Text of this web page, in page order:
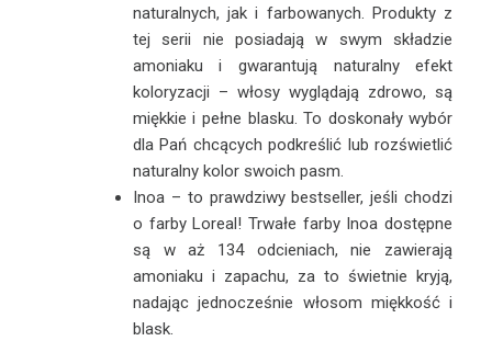
naturalnych, jak i farbowanych. Produkty z
tej serii nie posiadają w swym składzie
amoniaku i gwarantują naturalny efekt
koloryzacji – włosy wyglądają zdrowo, są
miękkie i pełne blasku. To doskonały wybór
dla Pań chcących podkreślić lub rozświetlić
naturalny kolor swoich pasm.
Inoa – to prawdziwy bestseller, jeśli chodzi
o farby Loreal! Trwałe farby Inoa dostępne
są w aż 134 odcieniach, nie zawierają
amoniaku i zapachu, za to świetnie kryją,
nadając jednocześnie włosom miękkość i
blask.